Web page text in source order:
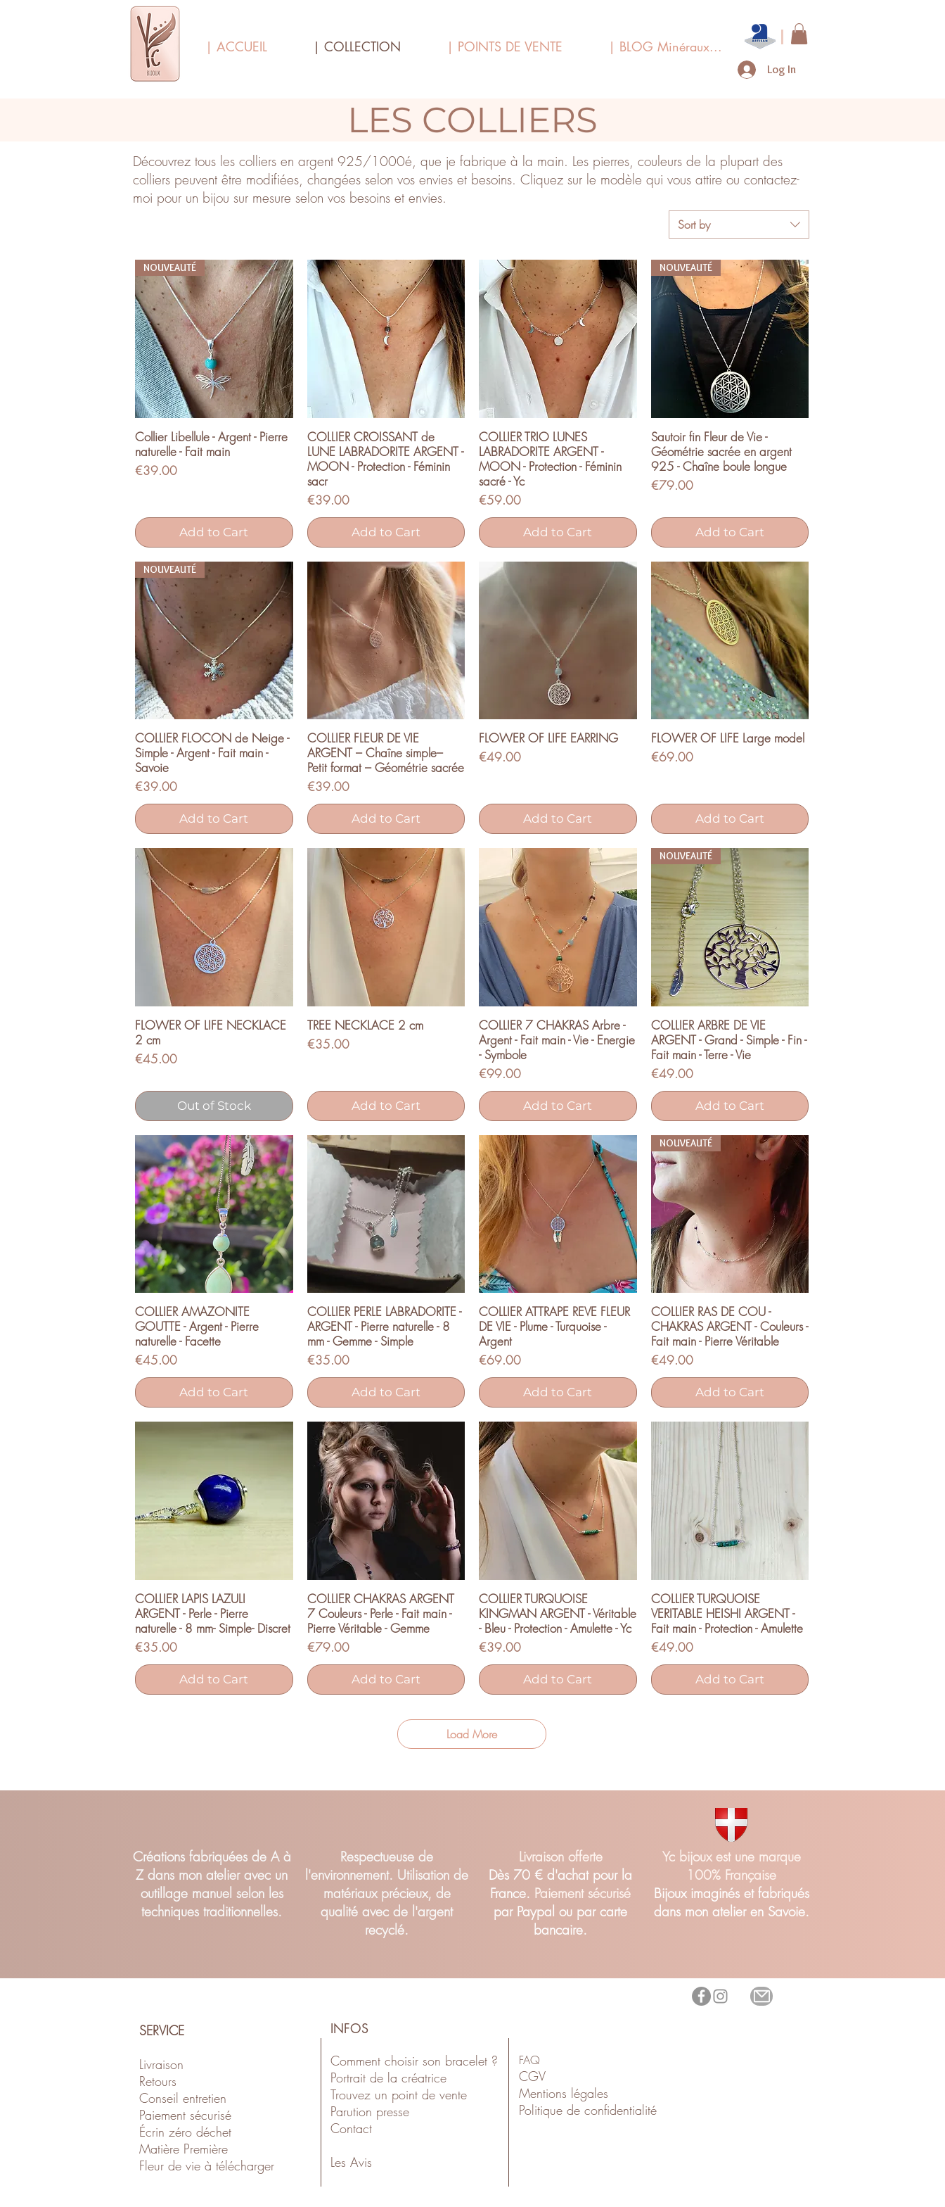
| ACCUEIL | COLLECTION | POINTS DE VENTE | BLOG Minéraux...
Log In
LES COLLIERS
Sort by
Quick View
NOUVEAUTÉ
Collier Libellule - Argent - Pierre
naturelle - Fait main
Price
€39.00
Add to Cart
Quick View
COLLIER CROISSANT de
LUNE LABRADORITE ARGENT -
MOON - Protection - Féminin
sacr
Price
€39.00
Add to Cart
Quick View
COLLIER TRIO LUNES
LABRADORITE ARGENT -
MOON - Protection - Féminin
sacré - Yc
Price
€59.00
Add to Cart
Quick View
NOUVEAUTÉ
Sautoir fin Fleur de Vie -
Géométrie sacrée en argent
925 - Chaîne boule longue
Price
€79.00
Add to Cart
Quick View
NOUVEAUTÉ
COLLIER FLOCON de Neige -
Simple - Argent - Fait main -
Savoie
Price
€39.00
Add to Cart
Quick View
COLLIER FLEUR DE VIE
ARGENT – Chaîne simple–
Petit format – Géométrie sacrée
Price
€39.00
Add to Cart
Quick View
FLOWER OF LIFE EARRING
Price
€49.00
Add to Cart
Quick View
FLOWER OF LIFE Large model
Price
€69.00
Add to Cart
Quick View
FLOWER OF LIFE NECKLACE
2 cm
Price
€45.00
Out of Stock
Quick View
TREE NECKLACE 2 cm
Price
€35.00
Add to Cart
Quick View
COLLIER 7 CHAKRAS Arbre -
Argent - Fait main - Vie - Energie
- Symbole
Price
€99.00
Add to Cart
Quick View
NOUVEAUTÉ
COLLIER ARBRE DE VIE
ARGENT - Grand - Simple - Fin -
Fait main - Terre - Vie
Price
€49.00
Add to Cart
Quick View
COLLIER AMAZONITE
GOUTTE - Argent - Pierre
naturelle - Facette
Price
€45.00
Add to Cart
Quick View
COLLIER PERLE LABRADORITE -
ARGENT - Pierre naturelle - 8
mm - Gemme - Simple
Price
€35.00
Add to Cart
Quick View
COLLIER ATTRAPE REVE FLEUR
DE VIE - Plume - Turquoise -
Argent
Price
€69.00
Add to Cart
Quick View
NOUVEAUTÉ
COLLIER RAS DE COU -
CHAKRAS ARGENT - Couleurs -
Fait main - Pierre Véritable
Price
€49.00
Add to Cart
Quick View
COLLIER LAPIS LAZULI
ARGENT - Perle - Pierre
naturelle - 8 mm- Simple- Discret
Price
€35.00
Add to Cart
Quick View
COLLIER CHAKRAS ARGENT
7 Couleurs - Perle - Fait main -
Pierre Véritable - Gemme
Price
€79.00
Add to Cart
Quick View
COLLIER TURQUOISE
KINGMAN ARGENT - Véritable
- Bleu - Protection - Amulette - Yc
Price
€39.00
Add to Cart
Quick View
COLLIER TURQUOISE
VERITABLE HEISHI ARGENT -
Fait main - Protection - Amulette
Price
€49.00
Add to Cart
Load More
Découvrez tous les colliers en argent 925/1000é, que je fabrique à la main. Les pierres, couleurs de la plupart des
colliers peuvent être modifiées, changées selon vos envies et besoins. Cliquez sur le modèle qui vous attire ou contactez-
moi pour un bijou sur mesure selon vos besoins et envies.
Créations fabriquées de A à
Z dans mon atelier avec un
outillage manuel selon les
techniques traditionnelles.
Respectueuse de
l'environnement. Utilisation de
matériaux précieux, de
qualité avec de l'argent
recyclé.
Livraison offerte
Dès 70 € d'achat pour la
France. Paiement sécurisé
par Paypal ou par carte
bancaire.
Yc bijoux est une marque
100% Française
Bijoux imaginés et fabriqués
dans mon atelier en Savoie.
SERVICE
Livraison
Retours
Conseil entretien
Paiement sécurisé
Écrin zéro déchet
Matière Première
Fleur de vie à télécharger
INFOS
Comment choisir son bracelet ?
Portrait de la créatrice
Trouvez un point de vente
Parution presse
Contact
Les Avis
FAQ
CGV
Mentions légales
Politique de confidentialité